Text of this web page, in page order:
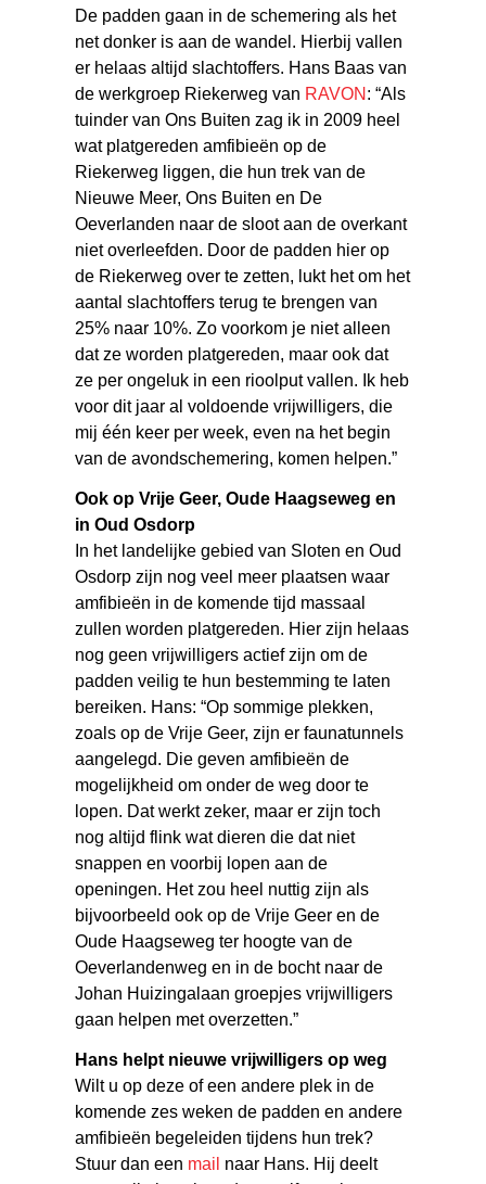
De padden gaan in de schemering als het
net donker is aan de wandel. Hierbij vallen
er helaas altijd slachtoffers. Hans Baas van
de werkgroep Riekerweg van RAVON : “Als
tuinder van Ons Buiten zag ik in 2009 heel
wat platgereden amfibieën op de
Riekerweg liggen, die hun trek van de
Nieuwe Meer, Ons Buiten en De
Oeverlanden naar de sloot aan de overkant
niet overleefden. Door de padden hier op
de Riekerweg over te zetten, lukt het om het
aantal slachtoffers terug te brengen van
25% naar 10%. Zo voorkom je niet alleen
dat ze worden platgereden, maar ook dat
ze per ongeluk in een rioolput vallen. Ik heb
voor dit jaar al voldoende vrijwilligers, die
mij één keer per week, even na het begin
van de avondschemering, komen helpen.”
Ook op Vrije Geer, Oude Haagseweg en
in Oud Osdorp
In het landelijke gebied van Sloten en Oud
Osdorp zijn nog veel meer plaatsen waar
amfibieën in de komende tijd massaal
zullen worden platgereden. Hier zijn helaas
nog geen vrijwilligers actief zijn om de
padden veilig te hun bestemming te laten
bereiken. Hans: “Op sommige plekken,
zoals op de Vrije Geer, zijn er faunatunnels
aangelegd. Die geven amfibieën de
mogelijkheid om onder de weg door te
lopen. Dat werkt zeker, maar er zijn toch
nog altijd flink wat dieren die dat niet
snappen en voorbij lopen aan de
openingen. Het zou heel nuttig zijn als
bijvoorbeeld ook op de Vrije Geer en de
Oude Haagseweg ter hoogte van de
Oeverlandenweg en in de bocht naar de
Johan Huizingalaan groepjes vrijwilligers
gaan helpen met overzetten.”
Hans helpt nieuwe vrijwilligers op weg
Wilt u op deze of een andere plek in de
komende zes weken de padden en andere
amfibieën begeleiden tijdens hun trek?
Stuur dan een mail naar Hans. Hij deelt